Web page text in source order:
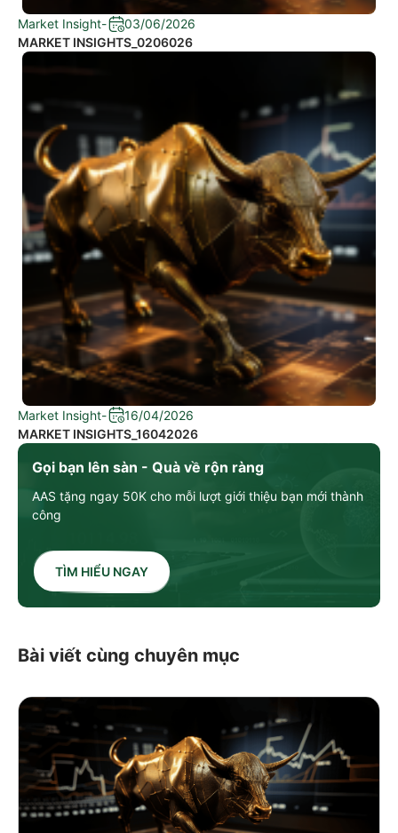
Gọi bạn lên sàn - Quà về rộn ràng
AAS tặng ngay 50K cho mỗi lượt giới thiệu bạn mới thành
công
TÌM HIỂU NGAY
Market Insight-
03/06/2026
MARKET INSIGHTS_0206026
Market Insight-
16/04/2026
MARKET INSIGHTS_16042026
Bài viết cùng chuyên mục